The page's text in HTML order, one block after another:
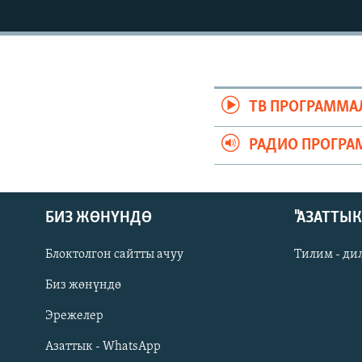
АЗАТТЫК+
Русский
ОНЛАЙН ШЕРИНЕ
ТВ
РАДИО
БИЗ ЖӨНҮНДӨ
Блоктолгон сайтты ачуу
Биз жөнүндө
Эрежелер
Азаттык - WhatsApp
Тилим -